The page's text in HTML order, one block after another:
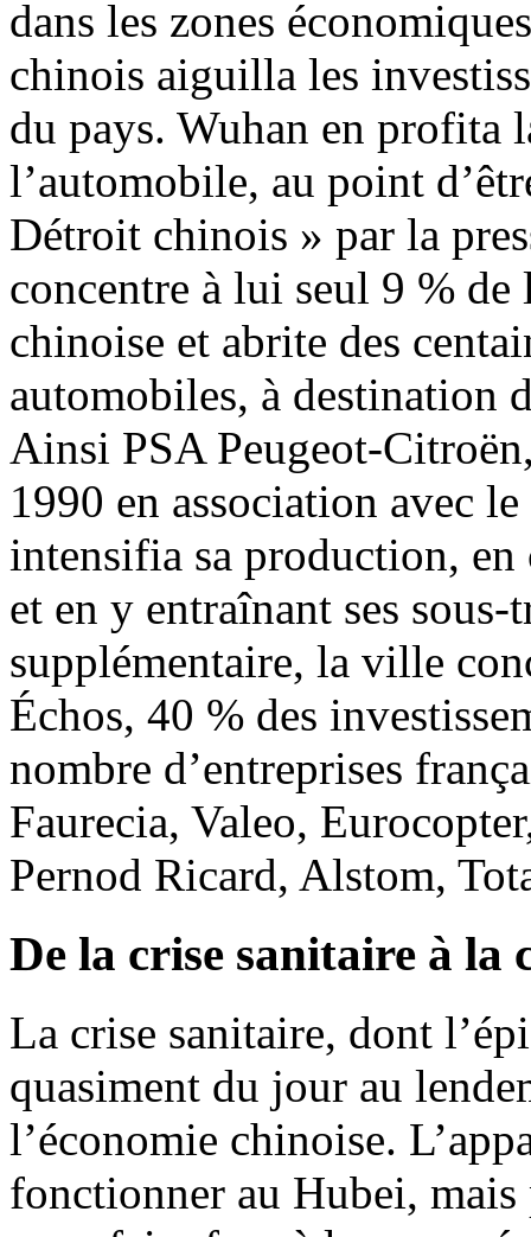
dans les zones
chinois aiguilla les
du pays. Wuhan en profita
l’automobile, au point
Détroit chinois » par la
concentre à lui seul 9 %
chinoise et abrite des
automobiles, à destination
Ainsi PSA Peugeot-
1990 en association avec
intensifia sa production, en
et en y entraînant ses
supplémentaire, la ville
Échos, 40 % des
nombre d’entreprises
Faurecia, Valeo,
Pernod Ricard, Alstom,
De la crise sanitaire à la
La crise sanitaire, dont
quasiment du jour au
l’économie chinoise.
fonctionner au Hubei, mais